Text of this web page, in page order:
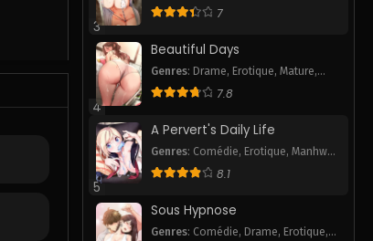
3
Pornhwa,Romance
7
4
Beautiful Days
Genres: Drame, Erotique,Mature,
Pornhwa,Smut
7.8
5
A Pervert's Daily Life
Genres: Comédie, Erotique,Manhwa
P,Mature,Pornhwa
8.1
Sous Hypnose
Genres: Comédie, Drame, Erotique,